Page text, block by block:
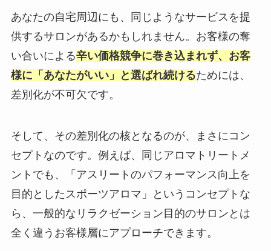
あなたの自宅周辺にも、同じようなサービスを提
供するサロンがあるかもしれません。お客様の奪
い合いによる辛い価格競争に巻き込まれず、お客
様に「あなたがいい」と選ばれ続けるためには、
差別化が不可欠です。
そして、その差別化の核となるのが、まさにコン
セプトなのです。例えば、同じアロマトリートメ
ントでも、「アスリートのパフォーマンス向上を
目的としたスポーツアロマ」というコンセプトな
ら、一般的なリラクゼーション目的のサロンとは
全く違うお客様層にアプローチできます。